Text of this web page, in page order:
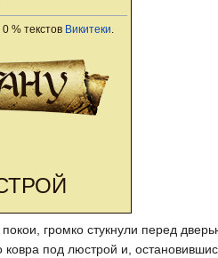
% текстов Викитеки
громко стукнули перед
ковра под люстрой и,